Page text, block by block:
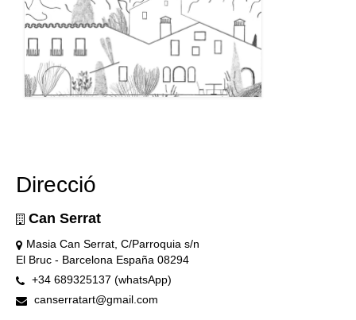
Direcció
Can Serrat
Masia Can Serrat, C/Parroquia s/n
El Bruc - Barcelona España 08294
+34 689325137 (whatsApp)
canserratart@gmail.com